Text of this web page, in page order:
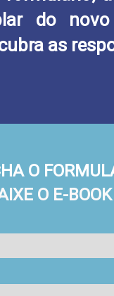
do
as
O
O E-BOOK